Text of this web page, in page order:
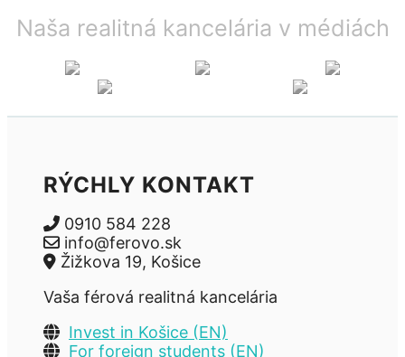
Naša realitná kancelária v médiách
RÝCHLY KONTAKT
0910 584 228
info@ferovo.sk
Žižkova 19, Košice
Vaša férová realitná kancelária
Invest in Košice (EN)
For foreign students (EN)